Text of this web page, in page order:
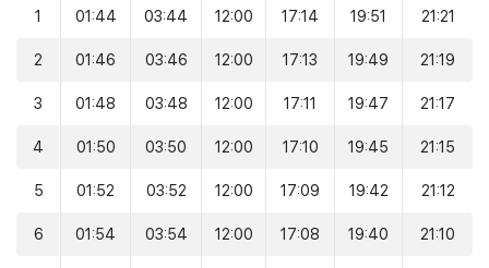
1 01:44 03:44 12:00 17:14 19:51 21:21
2 01:46 03:46 12:00 17:13 19:49 21:19
3 01:48 03:48 12:00 17:11 19:47 21:17
4 01:50 03:50 12:00 17:10 19:45 21:15
5 01:52 03:52 12:00 17:09 19:42 21:12
6 01:54 03:54 12:00 17:08 19:40 21:10